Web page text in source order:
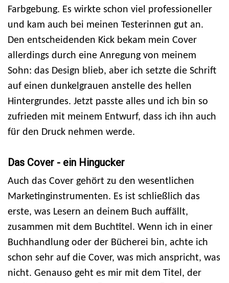
Farbgebung. Es wirkte schon viel professioneller
und kam auch bei meinen Testerinnen gut an.
Den entscheidenden Kick bekam mein Cover
allerdings durch eine Anregung von meinem
Sohn: das Design blieb, aber ich setzte die Schrift
auf einen dunkelgrauen anstelle des hellen
Hintergrundes. Jetzt passte alles und ich bin so
zufrieden mit meinem Entwurf, dass ich ihn auch
für den Druck nehmen werde.
Das Cover - ein Hingucker
Auch das Cover gehört zu den wesentlichen
Marketinginstrumenten. Es ist schließlich das
erste, was Lesern an deinem Buch auffällt,
zusammen mit dem Buchtitel. Wenn ich in einer
Buchhandlung oder der Bücherei bin, achte ich
schon sehr auf die Cover, was mich anspricht, was
nicht. Genauso geht es mir mit dem Titel, der